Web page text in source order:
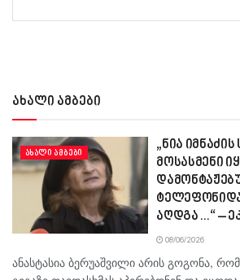
ახალი ამბები
ᲐᲮᲐᲚᲘ ᲐᲛᲑᲔᲑᲘ
„ნია
მოსასმენი
აღდგა…“ –
08/06/2026
ანასტასია ბერუაშვილი არის გოგონა,